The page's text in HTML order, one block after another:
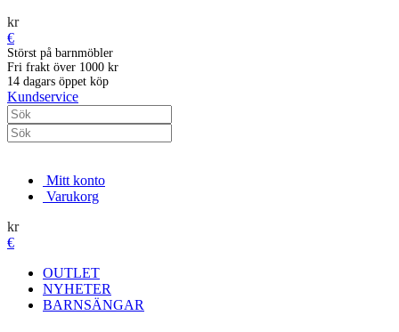
kr
€
Störst på barnmöbler
Fri frakt över 1000 kr
14 dagars öppet köp
Kundservice
Mitt konto
Varukorg
kr
€
OUTLET
NYHETER
BARNSÄNGAR